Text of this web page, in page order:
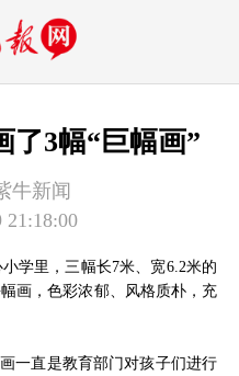
了3幅“巨幅画”
牛新闻
21:18:00
学里，三幅长7米、宽6.2米的
画，色彩浓郁、风格质朴，充
一直是教育部门对孩子们进行